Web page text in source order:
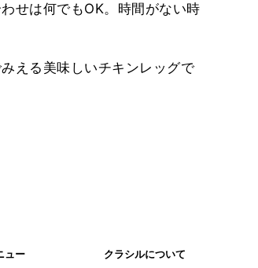
せは何でもOK。時間がない時
える美味しいチキンレッグで
ュー クラシルについて